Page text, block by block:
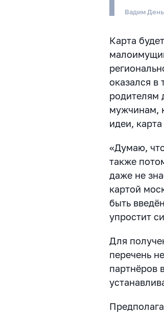
Вадим
Карта
оказался в
родителям
мужчинам,
идеи,
«Думаю,
также
даже не
картой
быть
упростит
Для
перечень
партнёров